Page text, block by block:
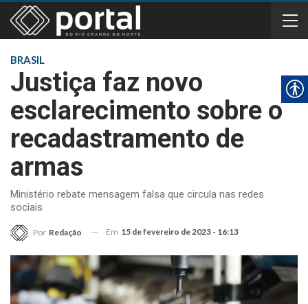
BRASIL
Justiça faz novo
esclarecimento sobre o
recadastramento de
armas
Ministério rebate mensagem falsa que circula nas redes
sociais
Por Redação Em 15 de fevereiro de 2023 - 16:13